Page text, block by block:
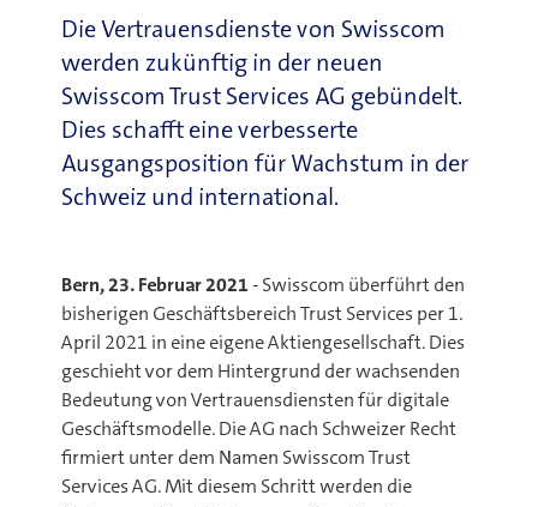
Die Vertrauensdienste von Swisscom
werden zukünftig in der neuen
Swisscom Trust Services AG gebündelt.
Dies schafft eine verbesserte
Ausgangsposition für Wachstum in der
Schweiz und international.
Bern, 23. Februar 2021 - Swisscom überführt den
bisherigen Geschäftsbereich Trust Services per 1.
April 2021 in eine eigene Aktiengesellschaft. Dies
geschieht vor dem Hintergrund der wachsenden
Bedeutung von Vertrauensdiensten für digitale
Geschäftsmodelle. Die AG nach Schweizer Recht
firmiert unter dem Namen Swisscom Trust
Services AG. Mit diesem Schritt werden die